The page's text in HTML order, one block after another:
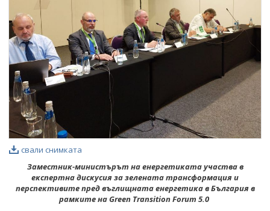
ОБСЪЖДАНЕ
ФОТОГАЛЕРИЯ
ВИДЕОГАЛЕРИЯ
свали снимката
Заместник-министърът на енергетиката участва в
експертна дискусия за зелената трансформация и
перспективите пред въглищната енергетика в България в
рамките наGreen Transition Forum 5.0